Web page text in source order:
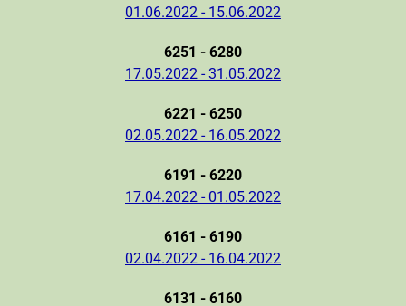
01.06.2022 - 15.06.2022
6251 - 6280
17.05.2022 - 31.05.2022
6221 - 6250
02.05.2022 - 16.05.2022
6191 - 6220
17.04.2022 - 01.05.2022
6161 - 6190
02.04.2022 - 16.04.2022
6131 - 6160